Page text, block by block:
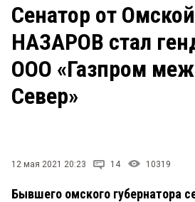
ЗАКОН
Сенатор от
НАЗАРОВ стал
ООО «Газпром
Север»
12 мая 2021 20:23 14 10319
Бывшего омского губернатора